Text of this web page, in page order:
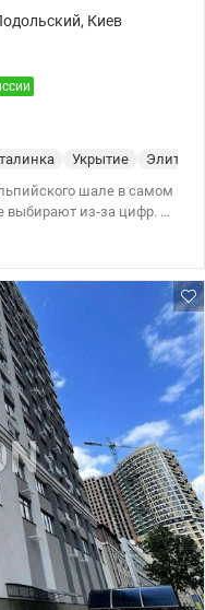
, Киев
Укрытие Элит
шале в самом
выбирают из-за цифр. А
м² жилой) • две
собственная сауна • два
внутренний
квартиры с
на Андреевском
для тех, кто
с характером,
в самом сердце